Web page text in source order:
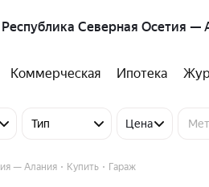
Республика Северная Осетия —
Коммерческая Ипотека
Тип Цена
— Алания Купить Гараж